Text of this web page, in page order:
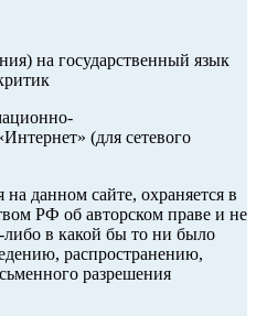
на государственный язык
(для сетевого
данном сайте, охраняется в
РФ об авторском праве и не
в какой бы то ни было
распространению,
разрешения